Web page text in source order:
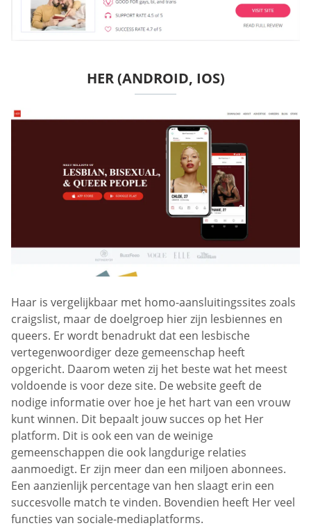
HER (ANDROID, IOS)
Haar is vergelijkbaar met homo-aansluitingssites zoals
craigslist, maar de doelgroep hier zijn lesbiennes en
queers. Er wordt benadrukt dat een lesbische
vertegenwoordiger deze gemeenschap heeft
opgericht. Daarom weten zij het beste wat het meest
voldoende is voor deze site. De website geeft de
nodige informatie over hoe je het hart van een vrouw
kunt winnen. Dit bepaalt jouw succes op het Her
platform. Dit is ook een van de weinige
gemeenschappen die ook langdurige relaties
aanmoedigt. Er zijn meer dan een miljoen abonnees.
Een aanzienlijk percentage van hen slaagt erin een
succesvolle match te vinden. Bovendien heeft Her veel
functies van sociale-mediaplatforms.